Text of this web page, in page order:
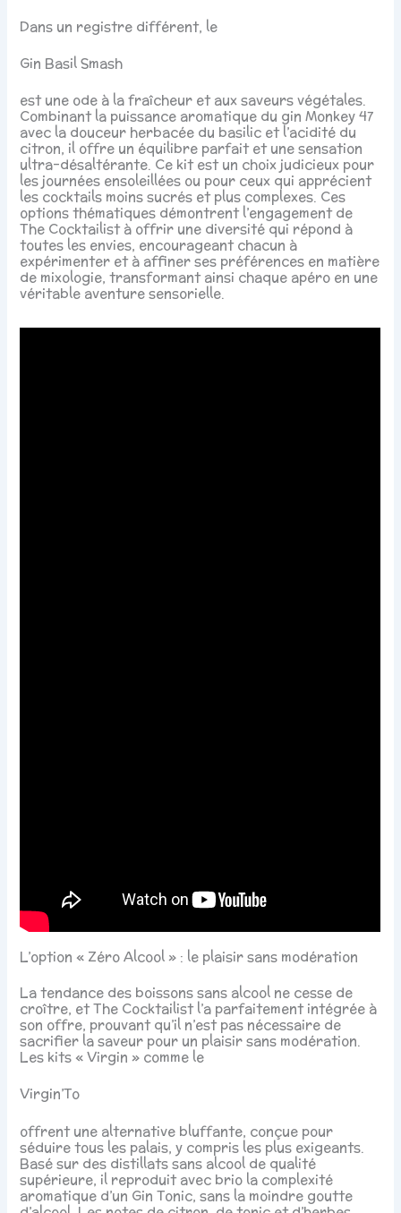
Dans un registre différent, le
Gin Basil Smash
est une ode à la fraîcheur et aux saveurs végétales.
Combinant la puissance aromatique du gin Monkey 47
avec la douceur herbacée du basilic et l’acidité du
citron, il offre un équilibre parfait et une sensation
ultra-désaltérante. Ce kit est un choix judicieux pour
les journées ensoleillées ou pour ceux qui apprécient
les cocktails moins sucrés et plus complexes. Ces
options thématiques démontrent l’engagement de
The Cocktailist à offrir une diversité qui répond à
toutes les envies, encourageant chacun à
expérimenter et à affiner ses préférences en matière
de mixologie, transformant ainsi chaque apéro en une
véritable aventure sensorielle.
L’option « Zéro Alcool » : le plaisir sans modération
La tendance des boissons sans alcool ne cesse de
croître, et The Cocktailist l’a parfaitement intégrée à
son offre, prouvant qu’il n’est pas nécessaire de
sacrifier la saveur pour un plaisir sans modération.
Les kits « Virgin » comme le
Virgin’To
offrent une alternative bluffante, conçue pour
séduire tous les palais, y compris les plus exigeants.
Basé sur des distillats sans alcool de qualité
supérieure, il reproduit avec brio la complexité
aromatique d’un Gin Tonic, sans la moindre goutte